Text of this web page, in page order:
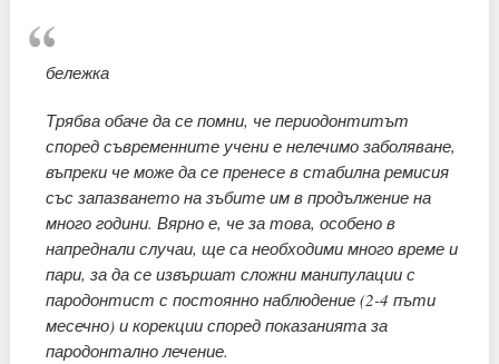
бележка
Трябва обаче да се помни, че периодонтитът
според съвременните учени е нелечимо заболяване,
въпреки че може да се пренесе в стабилна ремисия
със запазването на зъбите им в продължение на
много години. Вярно е, че за това, особено в
напреднали случаи, ще са необходими много време и
пари, за да се извършат сложни манипулации с
пародонтист с постоянно наблюдение (2-4 пъти
месечно) и корекции според показанията за
пародонтално лечение.